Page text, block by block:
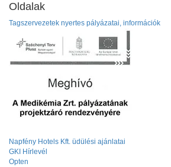
Oldalak
Tagszervezetek nyertes pályázatai, információk
Napfény Hotels Kft. üdülési ajánlatai
GKI Hírlevél
Opten